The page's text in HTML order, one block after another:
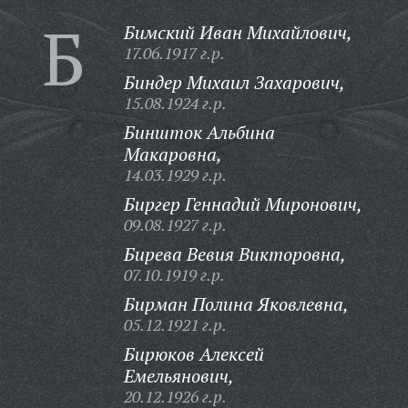
Б Бимский Иван Михайлович,
17.06.1917 г.р.
Биндер Михаил Захарович,
15.08.1924 г.р.
Биншток Альбина
Макаровна,
14.03.1929 г.р.
Биргер Геннадий Миронович,
09.08.1927 г.р.
Бирева Вевия Викторовна,
07.10.1919 г.р.
Бирман Полина Яковлевна,
05.12.1921 г.р.
Бирюков Алексей
Емельянович,
20.12.1926 г.р.